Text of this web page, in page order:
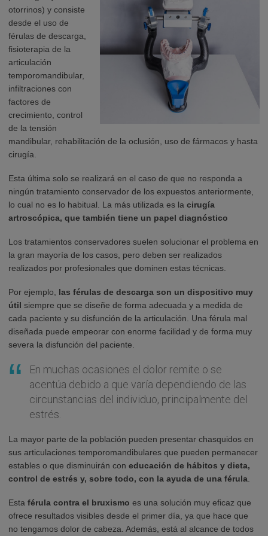
otorrinos) y consiste
desde el uso de
férulas de descarga,
fisioterapia de la
articulación
temporomandibular,
infiltraciones con
factores de
crecimiento, control
de la tensión
mandibular, rehabilitación de la oclusión, uso de fármacos y hasta
cirugía.
Esta última solo se realizará en el caso de que no responda a
ningún tratamiento conservador de los expuestos anteriormente,
lo cual no es lo habitual. La más utilizada es la cirugía
artroscópica, que también tiene un papel diagnóstico
Los tratamientos conservadores suelen solucionar el problema en
la gran mayoría de los casos, pero deben ser realizados
realizados por profesionales que dominen estas técnicas.
Por ejemplo, las férulas de descarga son un dispositivo muy
útil siempre que se diseñe de forma adecuada y a medida de
cada paciente y su disfunción de la articulación. Una férula mal
diseñada puede empeorar con enorme facilidad y de forma muy
severa la disfunción del paciente.
En muchas ocasiones el dolor remite o se
acentúa debido a que varía dependiendo de las
circunstancias del individuo, principalmente del
estrés.
La mayor parte de la población pueden presentar chasquidos en
sus articulaciones temporomandibulares que pueden permanecer
estables o que disminuirán con educación de hábitos y dieta,
control de estrés y, sobre todo, con la ayuda de una férula.
Esta férula contra el bruxismo es una solución muy eficaz que
ofrece resultados visibles desde el primer día, ya que hace que
no tengamos dolor de cabeza. Además, está al alcance de todos